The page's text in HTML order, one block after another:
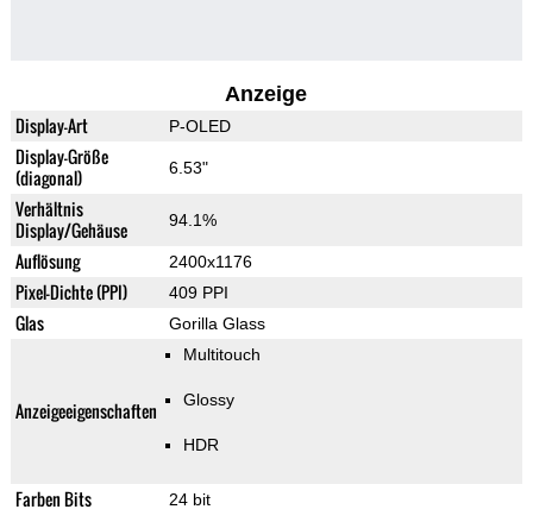
Anzeige
Display-Art P-OLED
Display-Größe
(diagonal)
6.53"
Verhältnis
Display/Gehäuse
94.1%
Auflösung 2400x1176
Pixel-Dichte (PPI) 409 PPI
Glas Gorilla Glass
Anzeigeeigenschaften
Multitouch
Glossy
HDR
Farben Bits 24 bit